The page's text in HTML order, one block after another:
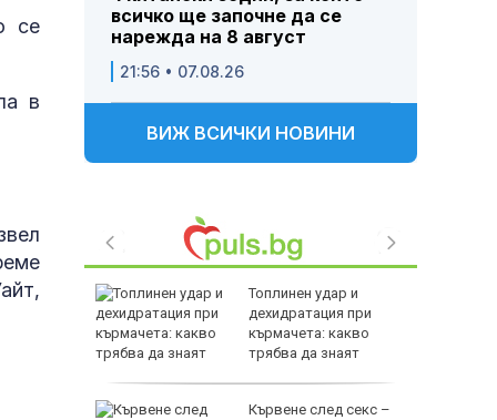
се
в
всичко ще започне да се
нарежда на 8 август
21:56 • 07.08.26
ВИЖ ВСИЧКИ НОВИНИ
Топлинен удар и
дехидратация при
кърмачета: какво
трябва да знаят
Кървене след секс –